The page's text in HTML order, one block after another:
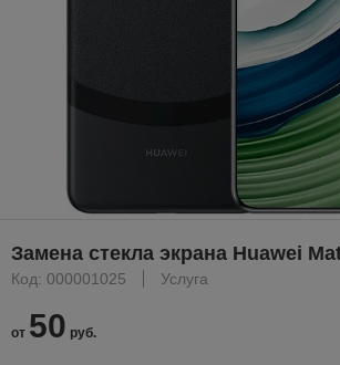
Замена стекла экрана Huawei
Код: 000001025 Услуга
от 50 руб.